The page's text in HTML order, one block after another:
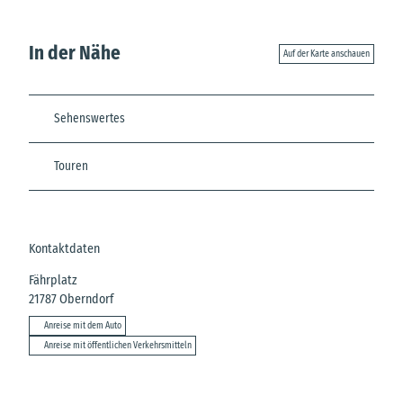
In der Nähe Auf der Karte anschauen
Sehenswertes
Touren
Kontaktdaten
Fährplatz
21787Oberndorf
Anreise mit dem Auto
Anreise mit öffentlichen Verkehrsmitteln